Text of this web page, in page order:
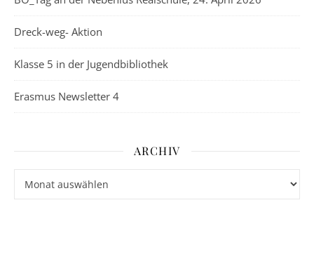
Dreck-weg- Aktion
Klasse 5 in der Jugendbibliothek
Erasmus Newsletter 4
ARCHIV